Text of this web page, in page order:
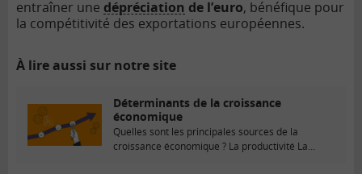
entraîner une dépréciation de l’euro, bénéfique pour
la compétitivité des exportations européennes.
À lire aussi sur notre site
Déterminants de la croissance
économique
Quelles sont les principales sources de la
croissance économique ? La productivité La